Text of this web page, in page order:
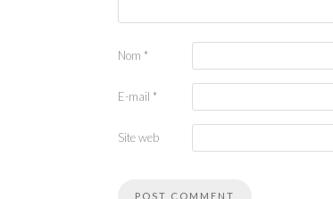
Nom *
E-mail *
Site web